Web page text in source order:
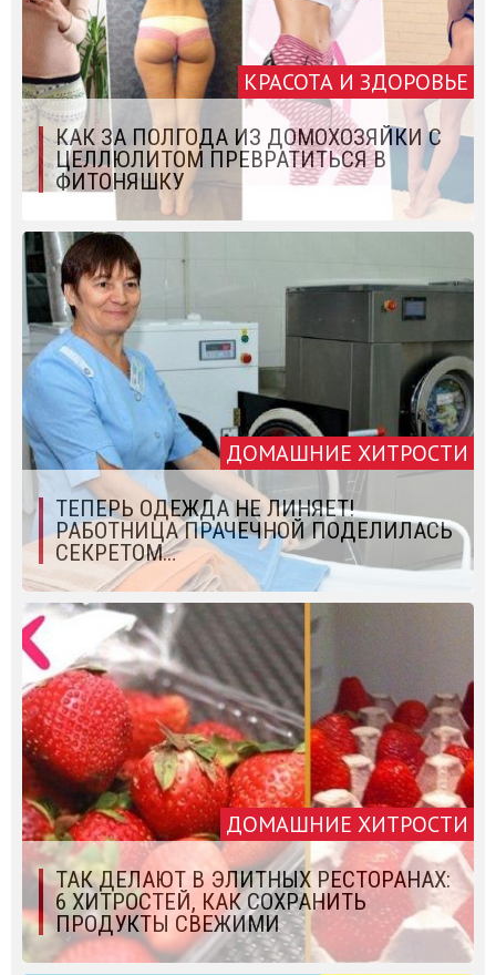
КРАСОТА И ЗДОРОВЬЕ
КАК ЗА ПОЛГОДА ИЗ ДОМОХОЗЯЙКИ С
ЦЕЛЛЮЛИТОМ ПРЕВРАТИТЬСЯ В
ФИТОНЯШКУ
ДОМАШНИЕ ХИТРОСТИ
ТЕПЕРЬ ОДЕЖДА НЕ ЛИНЯЕТ!
РАБОТНИЦА ПРАЧЕЧНОЙ ПОДЕЛИЛАСЬ
СЕКРЕТОМ…
ДОМАШНИЕ ХИТРОСТИ
ТАК ДЕЛАЮТ В ЭЛИТНЫХ РЕСТОРАНАХ:
6 ХИТРОСТЕЙ, КАК СОХРАНИТЬ
ПРОДУКТЫ СВЕЖИМИ